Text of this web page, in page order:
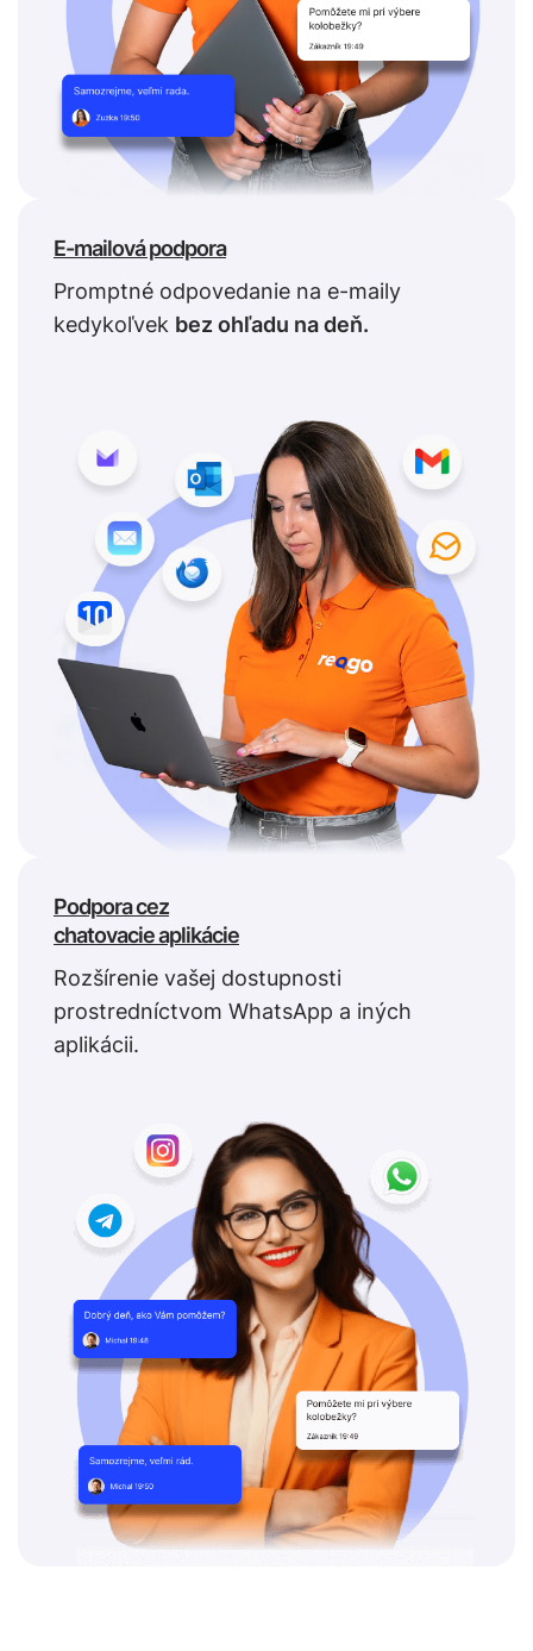
E-mailová podpora
Promptné odpovedanie na e-maily
kedykoľvek bez ohľadu na deň.
Podpora cez
chatovacie aplikácie
Rozšírenie vašej dostupnosti
prostredníctvom WhatsApp a iných
aplikácii.